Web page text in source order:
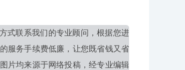
式联系我们的专业顾问，根据您进
服务手续费低廉，让您既省钱又省
片均来源于网络投稿，经专业编辑